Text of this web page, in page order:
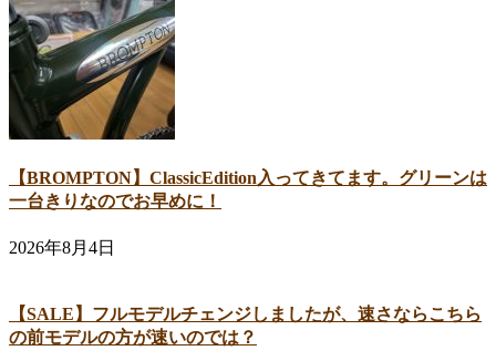
【BROMPTON】ClassicEdition入ってきてます。グリーンは
一台きりなのでお早めに！
2026年8月4日
【SALE】フルモデルチェンジしましたが、速さならこちら
の前モデルの方が速いのでは？